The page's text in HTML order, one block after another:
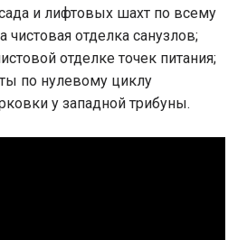
и лифтовых шахт по всему
чистовая отделка санузлов;
отделке точек питания;
по нулевому циклу
у западной трибуны.